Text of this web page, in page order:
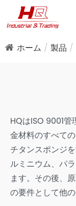
ホーム 製品
HQはISO 9001
金材料のすべて
チタンスポンジ
ルミニウム、パ
ます。その後、
の要件として他